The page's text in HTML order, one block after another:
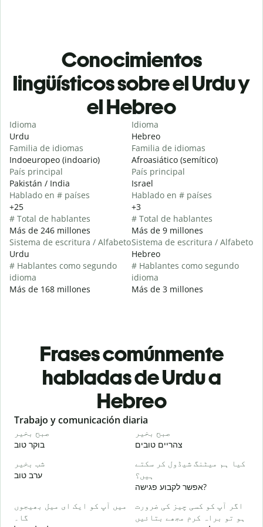
Conocimientos
lingüísticos sobre el Urdu y
el Hebreo
Idioma
Urdu
Familia de idiomas
Indoeuropeo (indoario)
País principal
Pakistán / India
Hablado en # países
+25
# Total de hablantes
Más de 246 millones
Sistema de escritura / Alfabeto
Urdu
# Hablantes como segundo
idioma
Más de 168 millones
Idioma
Hebreo
Familia de idiomas
Afroasiático (semítico)
País principal
Israel
Hablado en # países
+3
# Total de hablantes
Más de 9 millones
Sistema de escritura / Alfabeto
Hebreo
# Hablantes como segundo
idioma
Más de 3 millones
Frases comúnmente
habladas de Urdu a
Hebreo
Slide 1 of 6
Trabajo y comunicación diaria
صبح بخیر
בוקר טוב
صبح بخیر
צהריים טובים
شب بخیر
ערב טוב
کیا ہم میٹنگ شیڈول کر سکتے
ہیں؟
אפשר לקבוע פגישה?
میں آپ کو ایک ای میل بھیجوں
گا۔
اگر آپ کو کسی چیز کی ضرورت
ہو تو براہ کرم مجھے بتائیں